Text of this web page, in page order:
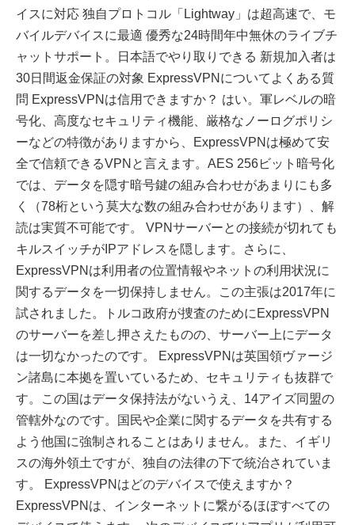
イスに対応 独自プロトコル「Lightway」は超高速で、モ
バイルデバイスに最適 優秀な24時間年中無休のライブチ
ャットサポート。日本語でやり取りできる 新規加入者は
30日間返金保証の対象 ExpressVPNについてよくある質
問 ExpressVPNは信用できますか？ はい。軍レベルの暗
号化、高度なセキュリティ機能、厳格なノーログポリシ
ーなどの特徴がありますから、ExpressVPNは極めて安
全で信頼できるVPNと言えます。AES 256ビット暗号化
では、データを隠す暗号鍵の組み合わせがあまりにも多
く（78桁という莫大な数の組み合わせがあります）、解
読は実質不可能です。 VPNサーバーとの接続が切れても
キルスイッチがIPアドレスを隠します。さらに、
ExpressVPNは利用者の位置情報やネットの利用状況に
関するデータを一切保持しません。この主張は2017年に
試されました。トルコ政府が捜査のためにExpressVPN
のサーバーを差し押さえたものの、サーバー上にデータ
は一切なかったのです。 ExpressVPNは英国領ヴァージ
ン諸島に本拠を置いているため、セキュリティも抜群で
す。この国はデータ保持法がないうえ、14アイズ同盟の
管轄外なのです。国民や企業に関するデータを共有する
よう他国に強制されることはありません。また、イギリ
スの海外領土ですが、独自の法律の下で統治されていま
す。 ExpressVPNはどのデバイスで使えますか？
ExpressVPNは、インターネットに繋がるほぼすべての